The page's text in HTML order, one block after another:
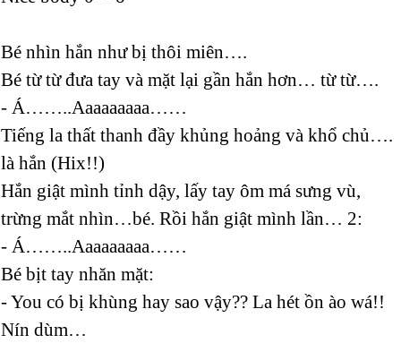
Bé nhìn hắn như bị thôi miên….
Bé từ từ đưa tay và mặt lại gần hắn hơn… từ từ….
- Á……..Aaaaaaaaa……
Tiếng la thất thanh đầy khủng hoảng và khổ chủ….
là hắn (Hix!!)
Hắn giật mình tỉnh dậy, lấy tay ôm má sưng vù,
trừng mắt nhìn…bé. Rồi hắn giật mình lần… 2:
- Á……..Aaaaaaaaa……
Bé bịt tay nhăn mặt:
- You có bị khùng hay sao vậy?? La hét ồn ào wá!!
Nín dùm…